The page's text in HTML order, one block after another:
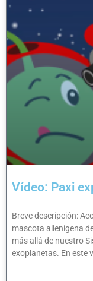
Vídeo: Paxi
Breve descripción:
mascota alienígena
más allá de nuestro
exoplanetas. En este